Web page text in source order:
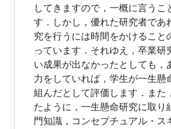
してきますので，一概に言うこ
す．しかし，優れた研究者であ
究を行うには時間をかけること
っています．それゆえ，卒業研
い成果が出なかったとしても，
力をしていれば，学生が一生懸
組んだとして評価します．また
たように，一生懸命研究に取り
門知識，コンセプチュアル・ス